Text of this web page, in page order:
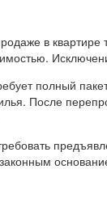
в квартире
полный
После